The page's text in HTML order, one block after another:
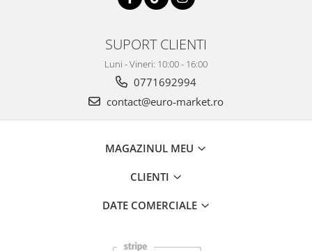
SUPORT CLIENTI
Luni - Vineri: 10:00 - 16:00
0771692994
contact@euro-market.ro
MAGAZINUL MEU
CLIENTI
DATE COMERCIALE